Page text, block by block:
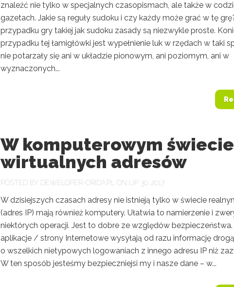
znaleźć nie tylko w specjalnych czasopismach, ale także w
gazetach. Jakie są reguły sudoku i czy każdy może grać w tę
przypadku gry takiej jak sudoku zasady są niezwykle proste.
przypadku tej łamigłówki jest wypełnienie luk w rzędach w taki
nie potarzały się ani w układzie pionowym, ani poziomym, ani w
wyznaczonych...
W komputerowym świecie
wirtualnych adresów
POSTED BY DEWELOPER-ORIDA.PL ON LIP 30, 2017
W dzisiejszych czasach adresy nie istnieją tylko w świecie
(adres IP) mają również komputery. Ułatwia to namierzenie i
niektórych operacji. Jest to dobre ze względów
aplikacje / strony Internetowe wysyłają od razu informację
o wszelkich nietypowych logowaniach z innego adresu IP niż
W ten sposób jesteśmy bezpieczniejsi my i nasze dane – w...